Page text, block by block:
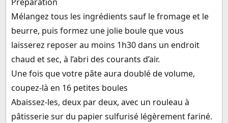
Mélangez tous les ingrédients sauf le fromage et le
beurre, puis formez une jolie boule que vous
laisserez reposer au moins 1h30 dans un endroit
chaud et sec, à l’abri des courants d’air.
Une fois que votre pâte aura doublé de volume,
coupez-là en 16 petites boules
Abaissez-les, deux par deux, avec un rouleau à
pâtisserie sur du papier sulfurisé légèrement fariné.